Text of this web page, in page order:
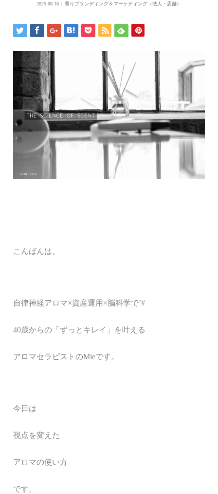
2025.08.18 香りブランディング＆マーケティング（法人・店舗）
こんばんは。
自律神経アロマ×資産運用×脳科学で’#
40歳からの「ずっとキレイ」を叶える
アロマセラピストのMieです。
今日は
視点を変えた
アロマの使い方
です。